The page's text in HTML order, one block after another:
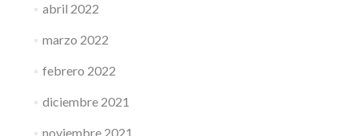
abril 2022
marzo 2022
febrero 2022
diciembre 2021
noviembre 2021